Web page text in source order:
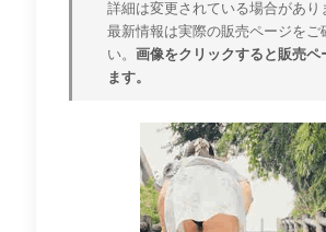
詳細は変更されている場合があり
最新情報は実際の販売ページをご
い。 画像をクリックすると販売ペ
ます。